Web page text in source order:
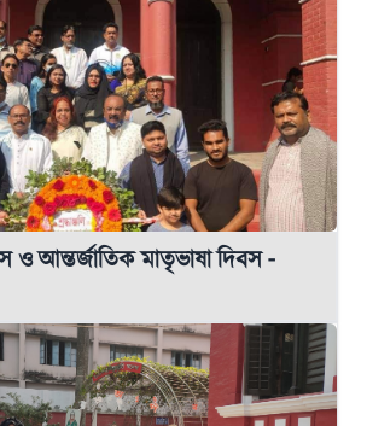
ও আন্তর্জাতিক মাতৃভাষা দিবস -